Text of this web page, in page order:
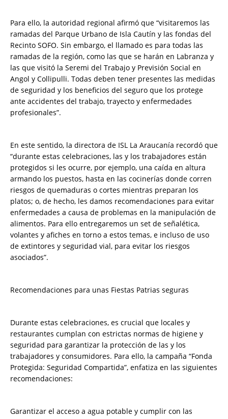
Para ello, la autoridad regional afirmó que “visitaremos las
ramadas del Parque Urbano de Isla Cautín y las fondas del
Recinto SOFO. Sin embargo, el llamado es para todas las
ramadas de la región, como las que se harán en Labranza y
las que visitó la Seremi del Trabajo y Previsión Social en
Angol y Collipulli. Todas deben tener presentes las medidas
de seguridad y los beneficios del seguro que los protege
ante accidentes del trabajo, trayecto y enfermedades
profesionales”.
En este sentido, la directora de ISL La Araucanía recordó que
“durante estas celebraciones, las y los trabajadores están
protegidos si les ocurre, por ejemplo, una caída en altura
armando los puestos, hasta en las cocinerías donde corren
riesgos de quemaduras o cortes mientras preparan los
platos; o, de hecho, les damos recomendaciones para evitar
enfermedades a causa de problemas en la manipulación de
alimentos. Para ello entregaremos un set de señalética,
volantes y afiches en torno a estos temas, e incluso de uso
de extintores y seguridad vial, para evitar los riesgos
asociados”.
Recomendaciones para unas Fiestas Patrias seguras
Durante estas celebraciones, es crucial que locales y
restaurantes cumplan con estrictas normas de higiene y
seguridad para garantizar la protección de las y los
trabajadores y consumidores. Para ello, la campaña “Fonda
Protegida: Seguridad Compartida”, enfatiza en las siguientes
recomendaciones:
Garantizar el acceso a agua potable y cumplir con las